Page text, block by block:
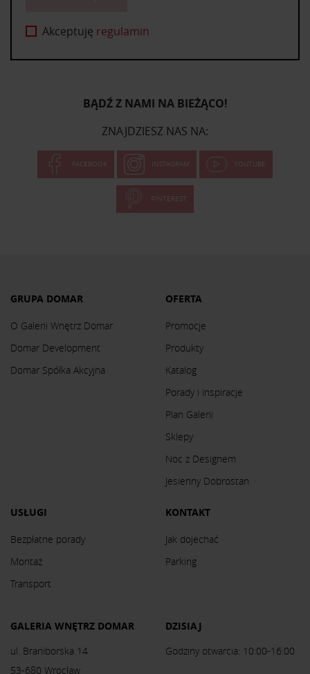
Akceptuję regulamin
BĄDŹ Z NAMI NA BIEŻĄCO!
ZNAJDZIESZ NAS NA:
FACEBOOK INSTAGRAM YOUTUBE
PINTEREST
GRUPA DOMAR
O Galerii Wnętrz Domar
Domar Development
Domar Spółka Akcyjna
OFERTA
Promocje
Produkty
Katalog
Porady i inspiracje
Plan Galerii
Sklepy
Noc z Designem
Jesienny Dobrostan
USŁUGI
Bezpłatne porady
Montaż
Transport
KONTAKT
Jak dojechać
Parking
GALERIA WNĘTRZ DOMAR
ul. Braniborska 14
53-680 Wrocław
DZISIAJ
Godziny otwarcia: 10:00-16:00